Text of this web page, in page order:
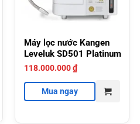
Máy lọc nước Kangen
Leveluk SD501 Platinum
118.000.000₫
Mua ngay